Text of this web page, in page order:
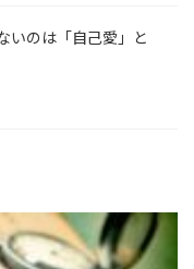
いのは「自己愛」と